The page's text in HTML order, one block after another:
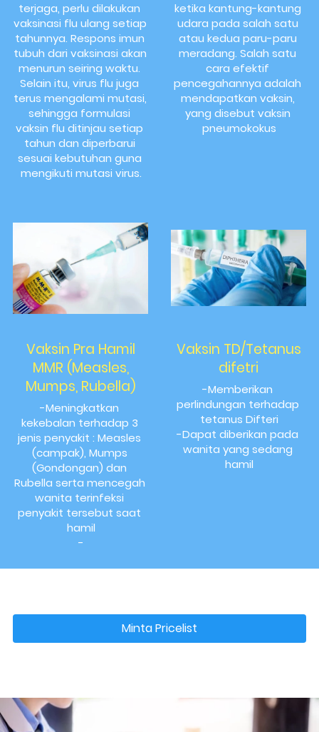
terjaga, perlu dilakukan
vaksinasi flu ulang setiap
tahunnya. Respons imun
tubuh dari vaksinasi akan
menurun seiring waktu.
Selain itu, virus flu juga
terus mengalami mutasi,
sehingga formulasi
vaksin flu ditinjau setiap
tahun dan diperbarui
sesuai kebutuhan guna
mengikuti mutasi virus.
ketika kantung-kantung
udara pada salah satu
atau kedua paru-paru
meradang. Salah satu
cara efektif
pencegahannya adalah
mendapatkan vaksin,
yang disebut vaksin
pneumokokus
Vaksin Pra Hamil
MMR (Measles,
Mumps, Rubella)
-Meningkatkan
kekebalan terhadap 3
jenis penyakit : Measles
(campak), Mumps
(Gondongan) dan
Rubella serta mencegah
wanita terinfeksi
penyakit tersebut saat
hamil
-
Vaksin TD/Tetanus
difetri
-Memberikan
perlindungan terhadap
tetanus Difteri
-Dapat diberikan pada
wanita yang sedang
hamil
`
Minta Pricelist